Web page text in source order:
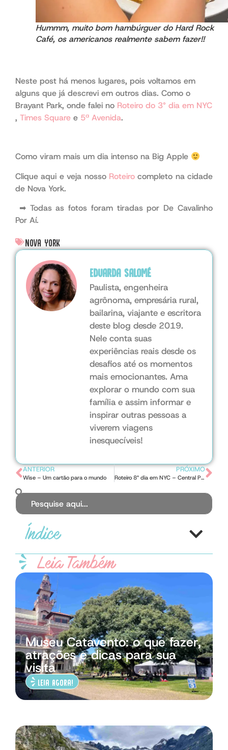
Hummm, muito bom hambúrguer do Hard Rock
Café, os americanos realmente sabem fazer!!
Neste post há menos lugares, pois voltamos em
alguns que já descrevi em outros dias. Como o
Brayant Park, onde falei no Roteiro do 3° dia em NYC
, Times Square e 5ª Avenida.
Como viram mais um dia intenso na Big Apple
Clique aqui e veja nosso Roteirocompleto na cidade
de Nova York.
➡ Todas as fotos foram tiradas por De Cavalinho
Por Aí.
Nova York
Eduarda Salomé
Paulista, engenheira
agrônoma, empresária rural,
bailarina, viajante e escritora
deste blog desde 2019.
Nele conta suas
experiências reais desde os
desafios até os momentos
mais emocionantes. Ama
explorar o mundo com sua
família e assim informar e
inspirar outras pessoas a
viverem viagens
inesquecíveis!
ANTERIOR
Wise – Um cartão para o mundo
PRÓXIMO
Roteiro 8° dia em NYC – Central Park
Índice
Leia Também
Museu Catavento: o que fazer,
atrações e dicas para sua
visita
Leia Agora!